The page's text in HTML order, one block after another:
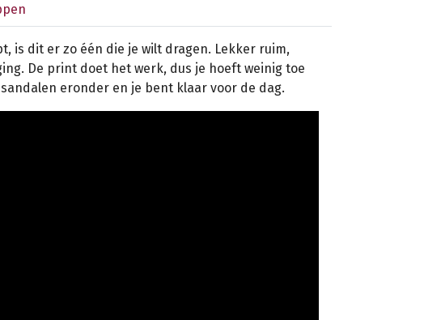
is dit er zo één die je wilt dragen. Lekker ruim,
De print doet het werk, dus je hoeft weinig toe
eronder en je bent klaar voor de dag.